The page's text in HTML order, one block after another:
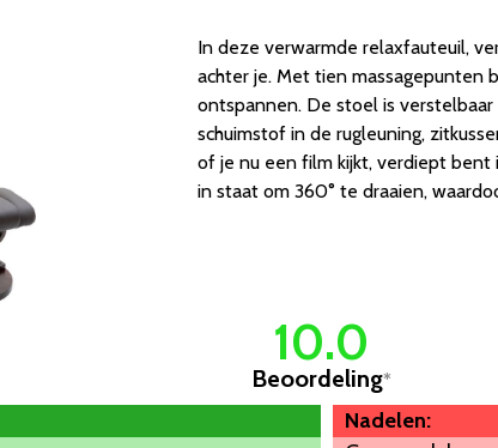
In deze verwarmde relaxfauteuil,
achter je. Met tien massagepunten
ontspannen. De stoel is
schuimstof in de rugleuning,
of je nu een film kijkt, verdiept
in staat om 360° te draaien,
10.0
Beoordeling*
Nadelen: